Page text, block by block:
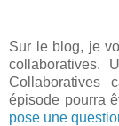
Sur le blog, je
collaboratives.
Collaboratives
épisode pourra
pose une